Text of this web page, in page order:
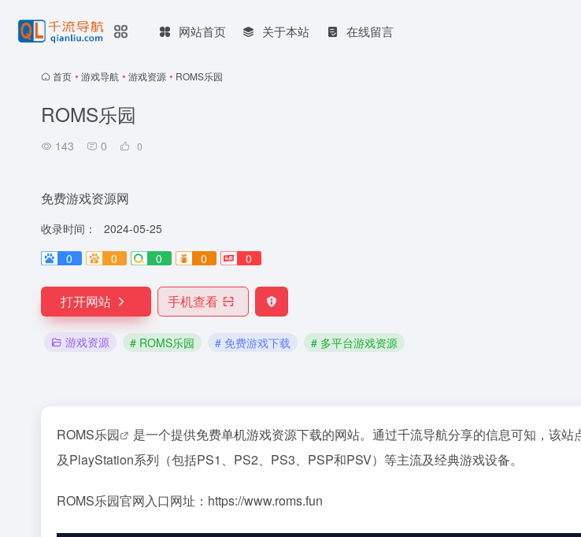
网站首页 关于本站 在线留言
首页 • 游戏导航 • 游戏资源 • ROMS乐园
ROMS乐园
143 0 0
免费游戏资源网
收录时间：
2024-05-25
0
0 0 0 0
打开网站 手机查看
游戏资源 # ROMS乐园 # 免费游戏下载 # 多平台游戏资源
ROMS乐园
是一个提供免费单机游戏资源下载的网站。通过千流导航分享的信息可知，该
及PlayStation系列（包括PS1、PS2、PS3、PSP和PSV）等主流及经典游戏设备。
ROMS乐园官网入口网址：https://www.roms.fun